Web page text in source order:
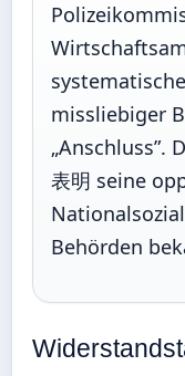
missliebiger
„Anschluss”.
表明 seine
Behörden